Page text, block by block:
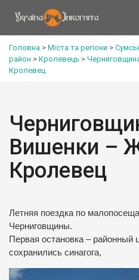
Головна > Міста та регіони >
район > Кролевець >
Кролевец
Вишенки –
Кролевец
Летняя поездка по
Черниговщины.
Первая остановка – районный
сохранились синагога,